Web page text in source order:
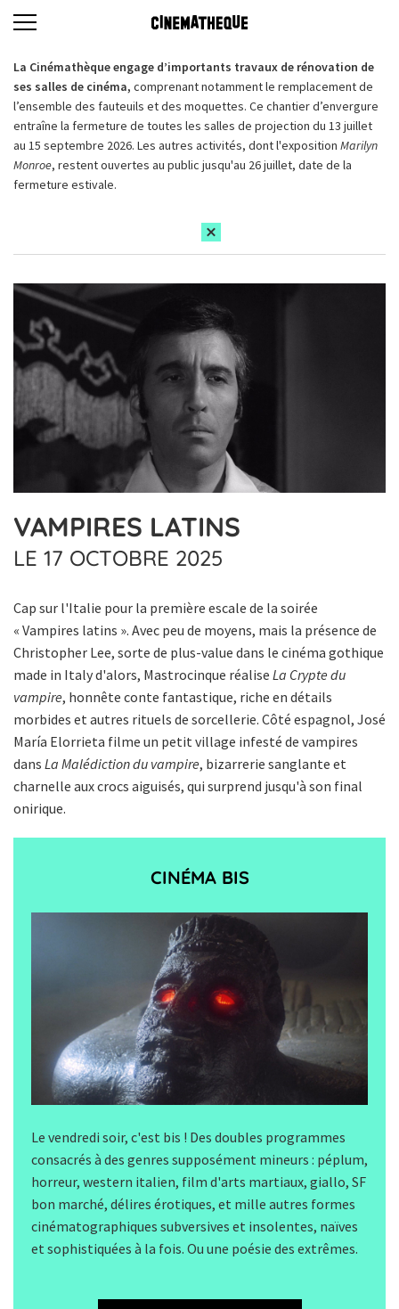
La Cinémathèque engage d’importants travaux de rénovation de
ses salles de cinéma, comprenant notamment le remplacement de
l’ensemble des fauteuils et des moquettes. Ce chantier d’envergure
entraîne la fermeture de toutes les salles de projection du 13 juillet
au 15 septembre 2026. Les autres activités, dont l'exposition Marilyn
Monroe, restent ouvertes au public jusqu'au 26 juillet, date de la
fermeture estivale.
VAMPIRES LATINS
LE 17 OCTOBRE 2025
Cap sur l'Italie pour la première escale de la soirée
« Vampires latins ». Avec peu de moyens, mais la présence de
Christopher Lee, sorte de plus-value dans le cinéma gothique
made in Italy d'alors, Mastrocinque réalise La Crypte du
vampire, honnête conte fantastique, riche en détails
morbides et autres rituels de sorcellerie. Côté espagnol, José
María Elorrieta filme un petit village infesté de vampires
dans La Malédiction du vampire, bizarrerie sanglante et
charnelle aux crocs aiguisés, qui surprend jusqu'à son final
onirique.
CINÉMA BIS
Le vendredi soir, c'est bis ! Des doubles programmes
consacrés à des genres supposément mineurs : péplum,
horreur, western italien, film d'arts martiaux, giallo, SF
bon marché, délires érotiques, et mille autres formes
cinématographiques subversives et insolentes, naïves
et sophistiquées à la fois. Ou une poésie des extrêmes.